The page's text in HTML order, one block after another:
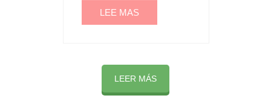
LEE MAS
LEER MÁS